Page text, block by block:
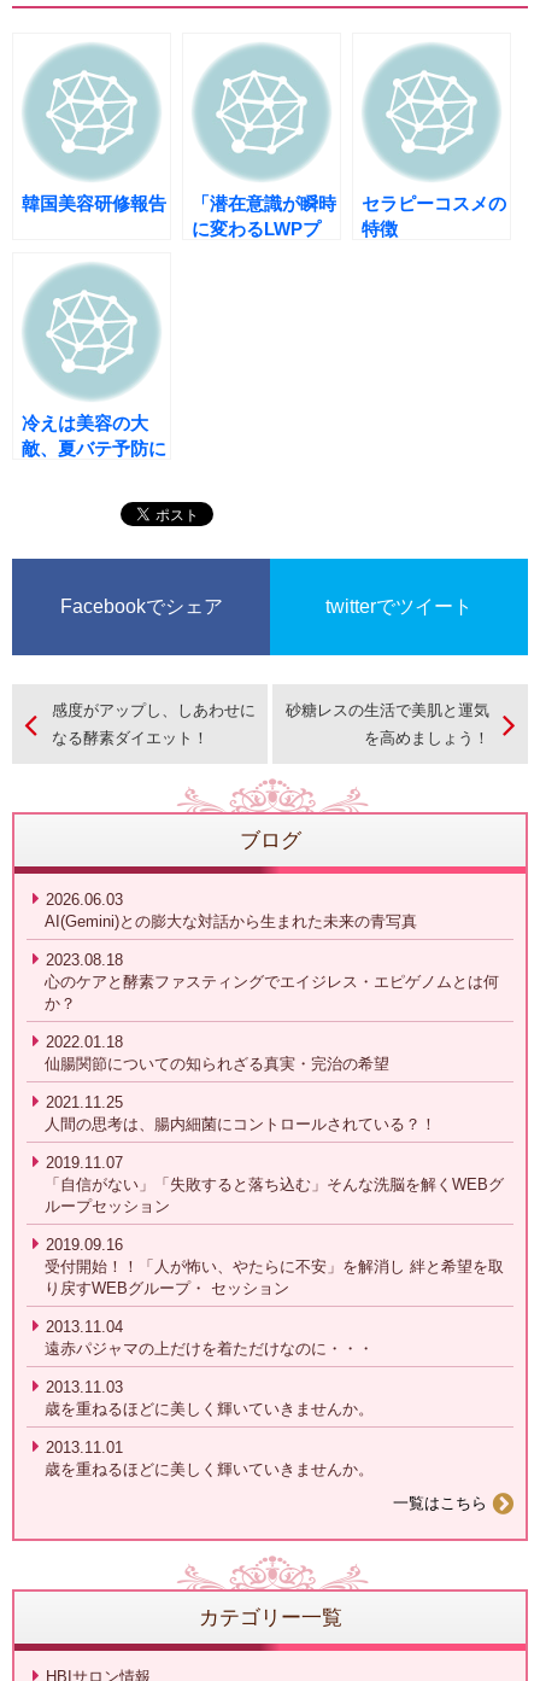
韓国美容研修報告
「潜在意識が瞬時
に変わるLWPプ
セラピーコスメの
特徴
冷えは美容の大
敵、夏バテ予防に
Facebookでシェア twitterでツイート
感度がアップし、しあわせに
なる酵素ダイエット！
砂糖レスの生活で美肌と運気
を高めましょう！
ブログ
2026.06.03
AI(Gemini)との膨大な対話から生まれた未来の青写真
2023.08.18
心のケアと酵素ファスティングでエイジレス・エピゲノムとは何
か？
2022.01.18
仙腸関節についての知られざる真実・完治の希望
2021.11.25
人間の思考は、腸内細菌にコントロールされている？！
2019.11.07
「自信がない」「失敗すると落ち込む」そんな洗脳を解くWEBグ
ループセッション
2019.09.16
受付開始！！「人が怖い、やたらに不安」を解消し 絆と希望を取
り戻すWEBグループ・ セッション
2013.11.04
遠赤パジャマの上だけを着ただけなのに・・・
2013.11.03
歳を重ねるほどに美しく輝いていきませんか。
2013.11.01
歳を重ねるほどに美しく輝いていきませんか。
一覧はこちら
カテゴリー一覧
HBIサロン情報